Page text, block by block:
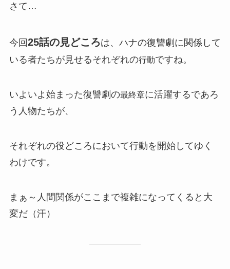
さて…
今回25話の見どころは、ハナの復讐劇に関係して
いる者たちが見せるそれぞれの行動ですね。
いよいよ始まった復讐劇の最終章に活躍するであろ
う人物たちが、
それぞれの役どころにおいて行動を開始してゆく
わけです。
まぁ～人間関係がここまで複雑になってくると大
変だ（汗）